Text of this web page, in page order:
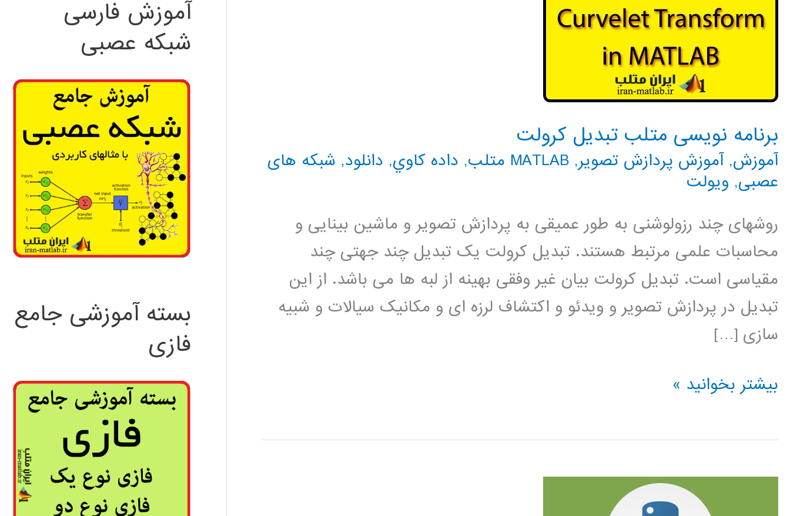
برنامه نویسی متلب تبدیل کرولت
آموزش,آموزش پردازش تصویر, MATLAB متلب , داده كاوي, دانلود, شبکه های
عصبی, ویولت
روشهای چند رزولوشنی به طور عمیقی به پردازش تصویر و ماشین بینایی و
محاسبات علمی مرتبط هستند. تبدیل کرولت یک تبدیل چند جهتی چند
مقیاسی است. تبدیل کرولت بیان غیر وفقی بهینه از لبه ها می باشد. از این
تبدیل در پردازش تصویر و ویدئو و اکتشاف لرزه ای و مکانیک سیالات و شبیه
سازی […]
برنامه
متلب
بیشتر بخوانید »
آموزش فارسی
شبکه عصبی
بسته آموزشی جامع
فازی